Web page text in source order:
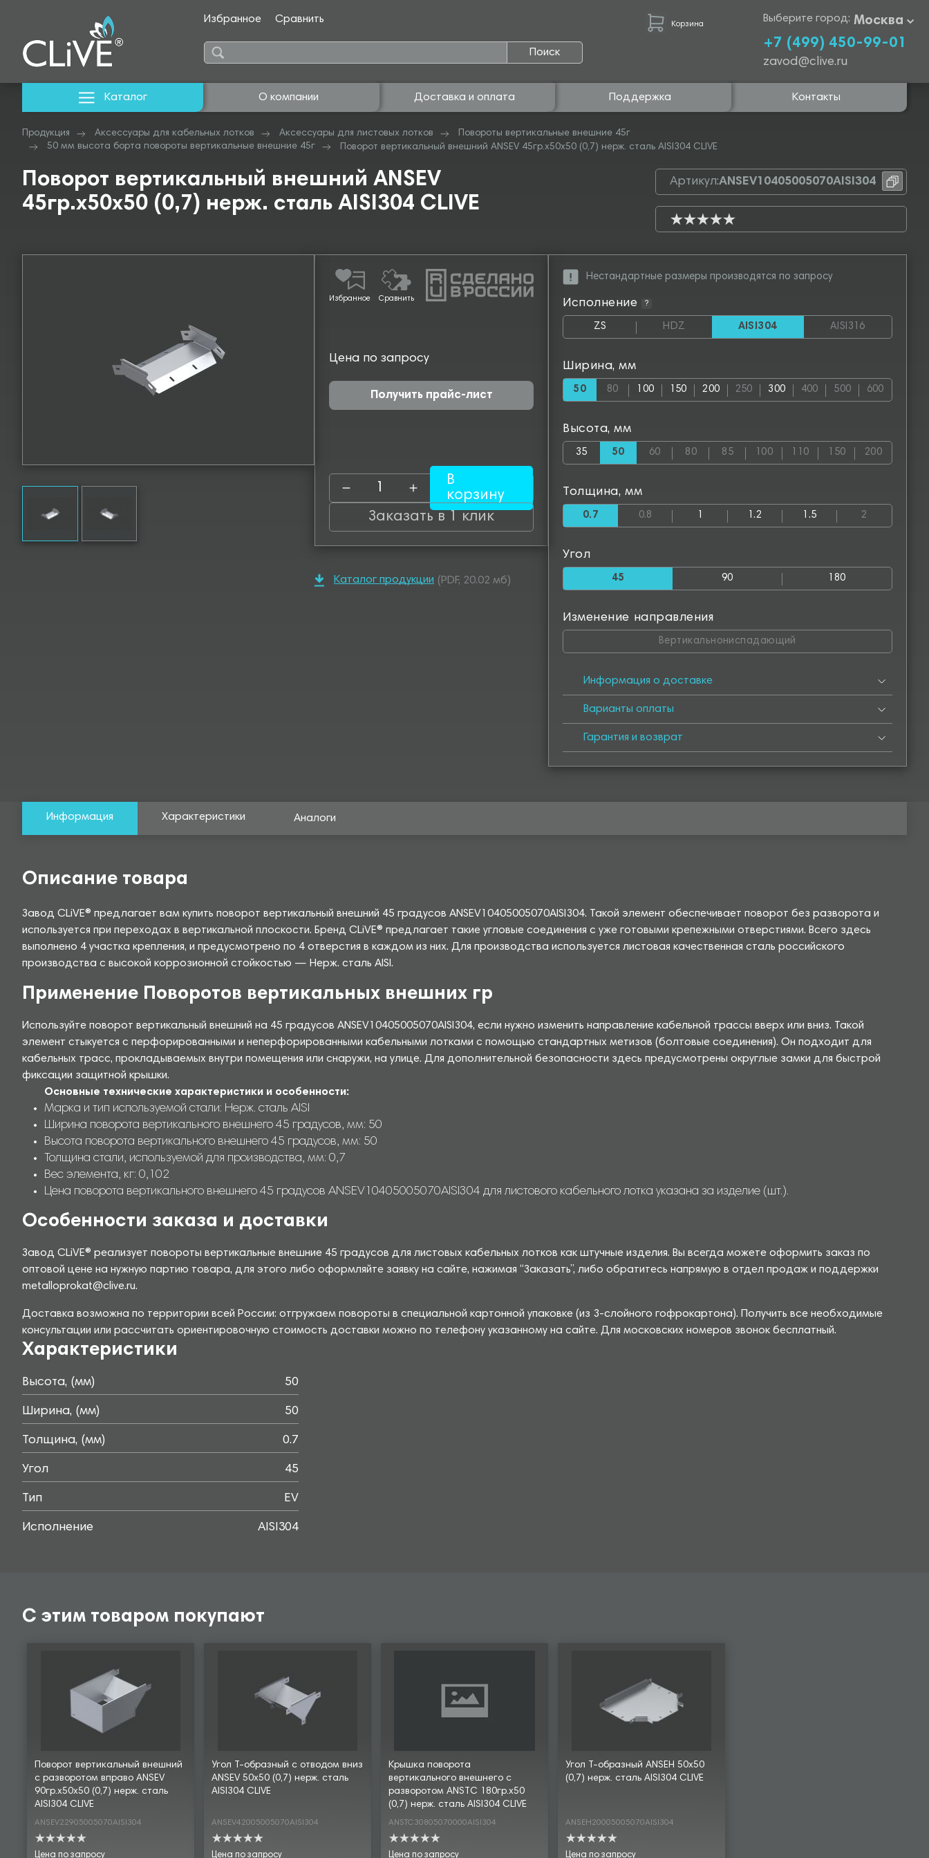
Избранное Сравнить
Поиск
Корзина Выберите город: Москва
+7 (499) 450-99-01
zavod@clive.ru
Каталог О компании Доставка и оплата Поддержка Контакты
Продукция Аксессуары для кабельных лотков Аксессуары для листовых лотков
Повороты вертикальные внешние 45г
50 мм высота борта повороты вертикальные внешние 45г
Поворот вертикальный внешний ANSEV 45гр.х50х50 (0,7) нерж. сталь AISI304 CLIVE
Поворот вертикальный внешний ANSEV
45гр.х50х50 (0,7) нерж. сталь AISI304 CLIVE
Артикул:ANSEV10405005070AISI304
Избранное Сравнить
Цена по запросу
Получить прайс-лист
В
корзину
Заказать в 1 клик
Каталог продукции (PDF, 20.02 мб)
Нестандартные размеры производятся по запросу
Исполнение ?
ZS HDZ AISI304 AISI316
Ширина, мм
50 80 100 150 200 250 300 400 500 600
Высота, мм
35 50 60 80 85 100 110 150 200
Толщина, мм
0.7 0.8 1 1.2 1.5 2
Угол
45 90 180
Изменение направления
Вертикальнониспадающий
Информация о доставке
Варианты оплаты
Гарантия и возврат
Информация Характеристики Аналоги
Описание товара
Завод CLiVE® предлагает вам купить поворот вертикальный внешний 45 градусов ANSEV10405005070AISI304. Такой элемент обеспечивает поворот без разворота и
используется при переходах в вертикальной плоскости. Бренд CLiVE® предлагает такие угловые соединения с уже готовыми крепежными отверстиями. Всего здесь
выполнено 4 участка крепления, и предусмотрено по 4 отверстия в каждом из них. Для производства используется листовая качественная сталь российского
производства с высокой коррозионной стойкостью — Нерж. сталь AISI.
Применение Поворотов вертикальных внешних гр
Используйте поворот вертикальный внешний на 45 градусов ANSEV10405005070AISI304, если нужно изменить направление кабельной трассы вверх или вниз. Такой
элемент стыкуется с перфорированными и неперфорированными кабельными лотками с помощью стандартных метизов (болтовые соединения). Он подходит для
кабельных трасс, прокладываемых внутри помещения или снаружи, на улице. Для дополнительной безопасности здесь предусмотрены округлые замки для быстрой
фиксации защитной крышки.
Основные технические характеристики и особенности:
Марка и тип используемой стали: Нерж. сталь AISI
Ширина поворота вертикального внешнего 45 градусов, мм: 50
Высота поворота вертикального внешнего 45 градусов, мм: 50
Толщина стали, используемой для производства, мм: 0,7
Вес элемента, кг: 0,102
Цена поворота вертикального внешнего 45 градусов ANSEV10405005070AISI304 для листового кабельного лотка указана за изделие (шт.).
Особенности заказа и доставки
Завод CLiVE® реализует повороты вертикальные внешние 45 градусов для листовых кабельных лотков как штучные изделия. Вы всегда можете оформить заказ по
оптовой цене на нужную партию товара, для этого либо оформляйте заявку на сайте, нажимая “Заказать”, либо обратитесь напрямую в отдел продаж и поддержки
metalloprokat@clive.ru.
Доставка возможна по территории всей России: отгружаем повороты в специальной картонной упаковке (из 3-слойного гофрокартона). Получить все необходимые
консультации или рассчитать ориентировочную стоимость доставки можно по телефону указанному на сайте. Для московских номеров звонок бесплатный.
Характеристики
Высота, (мм) 50
Ширина, (мм) 50
Толщина, (мм) 0.7
Угол 45
Тип EV
Исполнение AISI304
С этим товаром покупают
Поворот вертикальный внешний
с разворотом вправо ANSEV
90гр.х50х50 (0,7) нерж. сталь
AISI304 CLIVE
ANSEV22905005070AISI304
Цена по запросу
Угол Т-образный с отводом вниз
ANSEV 50х50 (0,7) нерж. сталь
AISI304 CLIVE
ANSEV42005005070AISI304
Цена по запросу
Крышка поворота
вертикального внешнего с
разворотом ANSTC 180гр.х50
(0,7) нерж. сталь AISI304 CLIVE
ANSTC30805070000AISI304
Цена по запросу
Угол Т-образный ANSEH 50х50
(0,7) нерж. сталь AISI304 CLIVE
ANSEH20005005070AISI304
Цена по запросу